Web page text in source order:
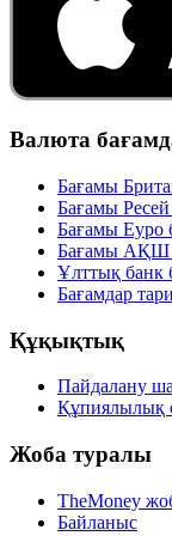
Валюта
Бағамы
Бағамы
Бағамы Еуро
Бағамы АҚШ
Ұлттық банк
Бағамдар
Құқықтық
Пайдалану
Құпиялылық
Жоба туралы
TheMoney
Байланыс